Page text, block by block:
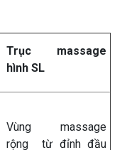
Trục massage
hình SL
Vùng massage
rộng từ đỉnh đầu